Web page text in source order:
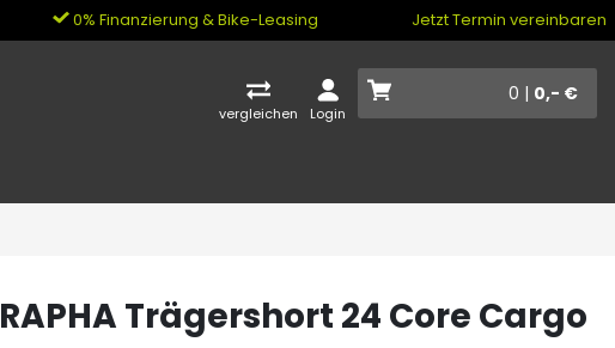
0% Finanzierung & Bike-Leasing Jetzt Termin vereinbaren
vergleichen Login
0 | 0,- €
RAPHA Trägershort 24 Core Cargo